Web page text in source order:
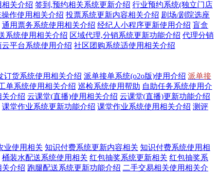
关介绍 签到,预约相关系统更新介绍 行业预约系统(独立门店
作使用相关介绍 投票系统更新内容相关介绍 剧场/剧院选座
通用票务系统使用相关介绍 经纪人小程序更新使用介绍 盲盒
系统使用相关介绍 区域代理,分销系统更新功能介绍 代理分销
平台系统使用介绍 社区团购系统适使用相关介绍
订货系统使用相关介绍 派单接单系统(o2o版)使用介绍 派单接
单系统使用相关介绍 巡检系统使用帮助 自助任务系统使用介
介绍 云课堂(直播)使用相关介绍 云课堂(直播)更新功能介绍
课堂作业系统更新功能介绍 课堂作业系统使用相关介绍 测评
业使用相关 知识付费系统更新内容相关 知识付费系统使用相
桶装水配送系统使用相关 红包抽奖系统更新相关 红包抽奖系
介绍 跑腿配送系统更新功能介绍 二手交易相关使用相关介